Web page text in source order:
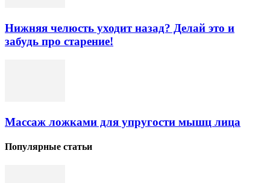
Нижняя челюсть уходит назад? Делай это и
забудь про старение!
Массаж ложками для упругости мышц лица
Популярные статьи